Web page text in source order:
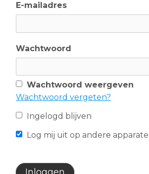
E-mailadres
Wachtwoord
Wachtwoord weergeven
Wachtwoord vergeten?
Ingelogd blijven
Log mij uit op andere